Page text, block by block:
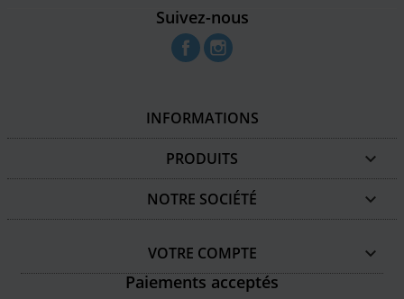
Suivez-nous
Facebook
INFORMATIONS
PRODUITS 
NOTRE SOCIÉTÉ 
VOTRE COMPTE

Paiements acceptés